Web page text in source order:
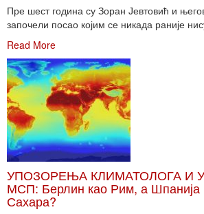
Пре шест година су Зоран Јевтовић и
започели посао којим се никада раније
Read More
УПОЗОРЕЊА КЛИМАТОЛОГА И
МСП: Берлин као Рим, а Шпанија
Сахара?